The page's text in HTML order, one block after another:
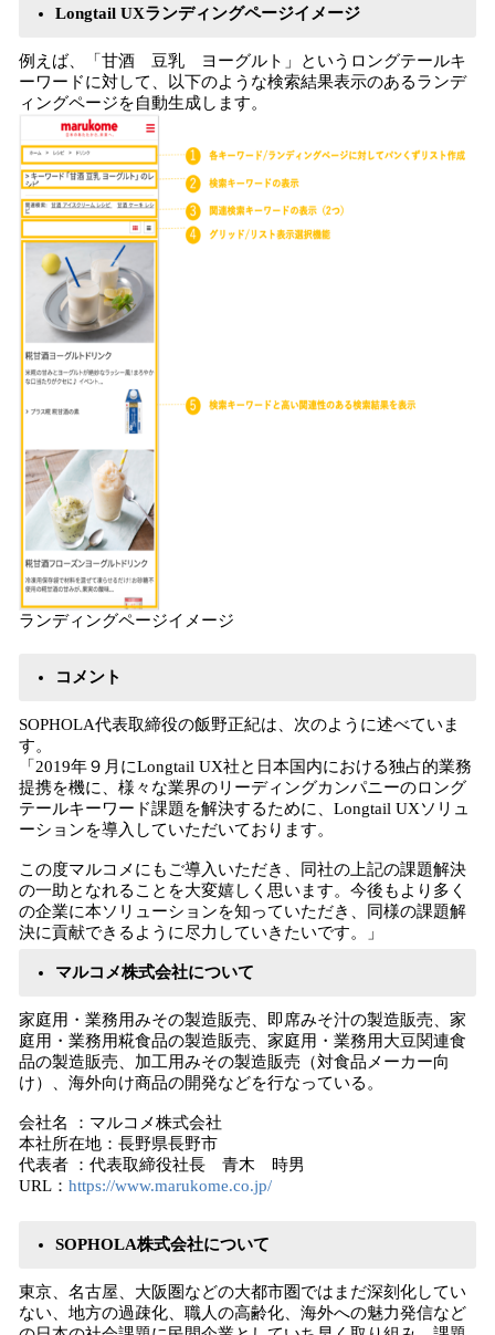
Longtail UXランディングページイメージ
例えば、「甘酒 豆乳 ヨーグルト」というロングテールキ
ーワードに対して、以下のような検索結果表示のあるランデ
ィングページを自動生成します。
ランディングページイメージ
コメント
SOPHOLA代表取締役の飯野正紀は、次のように述べていま
す。
「2019年９月にLongtail UX社と日本国内における独占的業務
提携を機に、様々な業界のリーディングカンパニーのロング
テールキーワード課題を解決するために、Longtail UXソリュ
ーションを導入していただいております。
この度マルコメにもご導入いただき、同社の上記の課題解決
の一助となれることを大変嬉しく思います。今後もより多く
の企業に本ソリューションを知っていただき、同様の課題解
決に貢献できるように尽力していきたいです。」
マルコメ株式会社について
家庭用・業務用みその製造販売、即席みそ汁の製造販売、家
庭用・業務用糀食品の製造販売、家庭用・業務用大豆関連食
品の製造販売、加工用みその製造販売（対食品メーカー向
け）、海外向け商品の開発などを行なっている。
会社名 ：マルコメ株式会社
本社所在地：長野県長野市
代表者 ：代表取締役社長 青木 時男
URL： https://www.marukome.co.jp/
SOPHOLA株式会社について
東京、名古屋、大阪圏などの大都市圏ではまだ深刻化してい
ない、地方の過疎化、職人の高齢化、海外への魅力発信など